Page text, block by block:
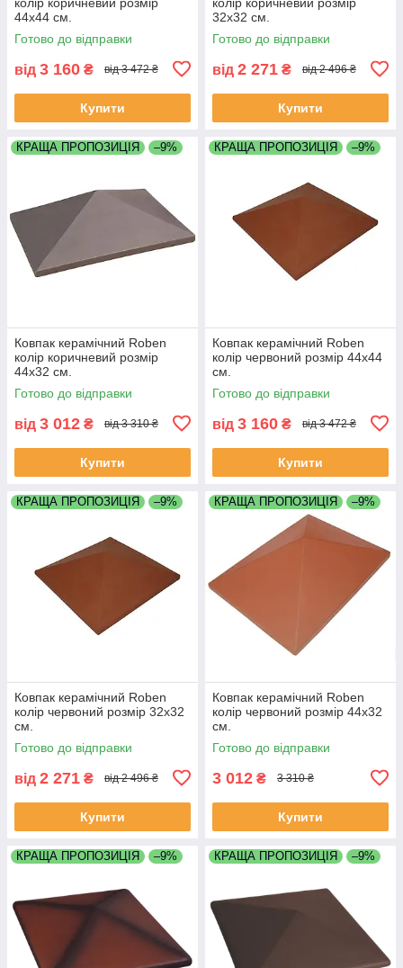
44х44 см.
Готово до відправки
від 3 160 ₴ від 3 472 ₴
Купити
32х32 см.
Готово до відправки
від 2 271 ₴ від 2 496 ₴
Купити
КРАЩА ПРОПОЗИЦІЯ –9%
Ковпак керамічний Roben
колір коричневий розмір
44х32 см.
Готово до відправки
від 3 012 ₴ від 3 310 ₴
Купити
КРАЩА ПРОПОЗИЦІЯ –9%
Ковпак керамічний Roben
колір червоний розмір 44х44
см.
Готово до відправки
від 3 160 ₴ від 3 472 ₴
Купити
КРАЩА ПРОПОЗИЦІЯ –9%
Ковпак керамічний Roben
колір червоний розмір 32х32
см.
Готово до відправки
від 2 271 ₴ від 2 496 ₴
Купити
КРАЩА ПРОПОЗИЦІЯ –9%
Ковпак керамічний Roben
колір червоний розмір 44х32
см.
Готово до відправки
3 012 ₴ 3 310 ₴
Купити
КРАЩА ПРОПОЗИЦІЯ –9% КРАЩА ПРОПОЗИЦІЯ –9%